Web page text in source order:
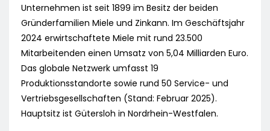
Unternehmen ist seit 1899 im Besitz der beiden
Gründerfamilien Miele und Zinkann. Im Geschäftsjahr
2024 erwirtschaftete Miele mit rund 23.500
Mitarbeitenden einen Umsatz von 5,04 Milliarden Euro.
Das globale Netzwerk umfasst 19
Produktionsstandorte sowie rund 50 Service- und
Vertriebsgesellschaften (Stand: Februar 2025).
Hauptsitz ist Gütersloh in Nordrhein-Westfalen.